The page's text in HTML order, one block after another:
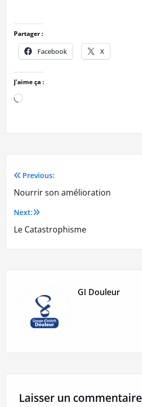
Partager :
Facebook X
J’aime ça :
Previous:
Nourrir son amélioration
Next:
Le Catastrophisme
GI Douleur
Laisser un commentaire